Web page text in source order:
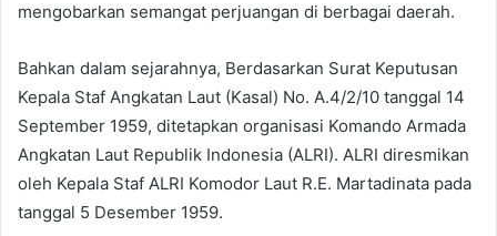
mengobarkan semangat perjuangan di berbagai daerah.
Bahkan dalam sejarahnya, Berdasarkan Surat Keputusan
Kepala Staf Angkatan Laut (Kasal) No. A.4/2/10 tanggal 14
September 1959, ditetapkan organisasi Komando Armada
Angkatan Laut Republik Indonesia (ALRI). ALRI diresmikan
oleh Kepala Staf ALRI Komodor Laut R.E. Martadinata pada
tanggal 5 Desember 1959.